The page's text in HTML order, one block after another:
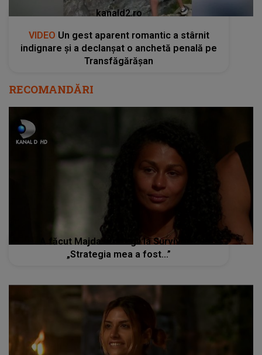
kanald2.ro
VIDEO Un gest aparent romantic a stârnit
indignare și a declanșat o anchetă penală pe
Transfăgărășan
RECOMANDĂRI
A făcut Majda strategii la Survivor ?
„Strategia mea a fost...”